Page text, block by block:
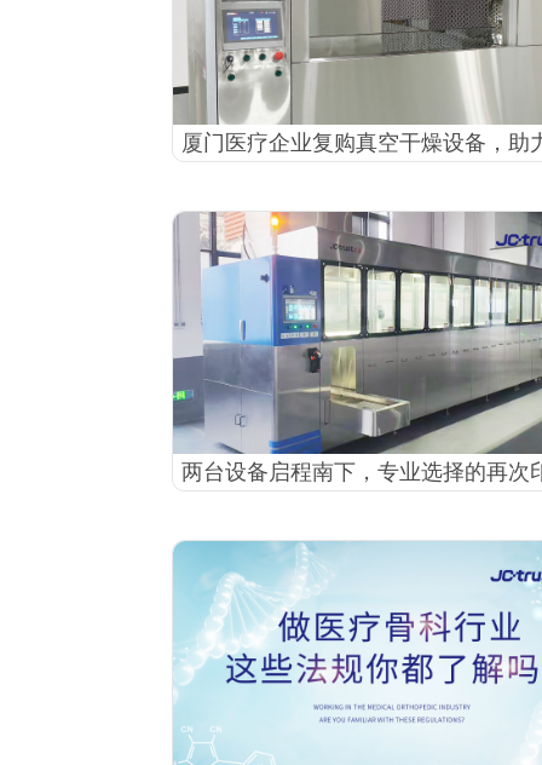
厦门医疗企业复购真空干燥设备，助
两台设备启程南下，专业选择的再次